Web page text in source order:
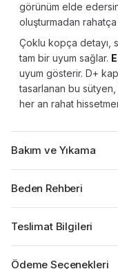
görünüm elde
oluşturmadan rahatça
Çoklu kopça detayı,
tam bir uyum sağlar.
uyum gösterir. D+
tasarlanan bu
her an rahat
Bakım ve Yıkama
Beden Rehberi
Teslimat Bilgileri
Ödeme Seçenekleri